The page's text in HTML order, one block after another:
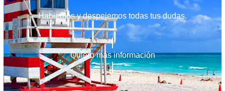
Hablemos y despejemos todas tus dudas.
Quiero más información